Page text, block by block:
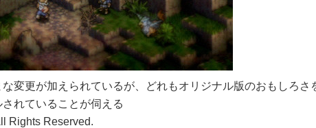
変更が加えられているが、どれもオリジナル版のおもしろさ
れていることが伺える
Rights Reserved.